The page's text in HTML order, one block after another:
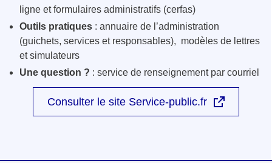
ligne et formulaires administratifs (cerfas)
Outils pratiques : annuaire de l’administration
(guichets, services et responsables), modèles de lettres
et simulateurs
Une question ? : service de renseignement par courriel
Consulter le site Service-public.fr